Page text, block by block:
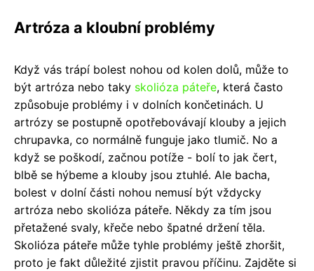
Artróza a kloubní problémy
Když vás trápí bolest nohou od kolen dolů, může to
být artróza nebo taky skolióza páteře, která často
způsobuje problémy i v dolních končetinách. U
artrózy se postupně opotřebovávají klouby a jejich
chrupavka, co normálně funguje jako tlumič. No a
když se poškodí, začnou potíže - bolí to jak čert,
blbě se hýbeme a klouby jsou ztuhlé. Ale bacha,
bolest v dolní části nohou nemusí být vždycky
artróza nebo skolióza páteře. Někdy za tím jsou
přetažené svaly, křeče nebo špatné držení těla.
Skolióza páteře může tyhle problémy ještě zhoršit,
proto je fakt důležité zjistit pravou příčinu. Zajděte si